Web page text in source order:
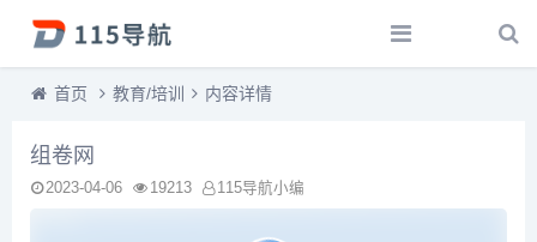
首页 教育/培训 内容详情
组卷网
2023-04-06 19213 115导航小编